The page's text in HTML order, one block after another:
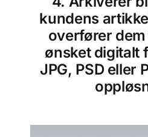
kundens
overfører
ønsket digitalt
JPG, PSD eller